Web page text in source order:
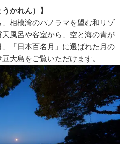
かれん）】
相模湾のパノラマを望む和リゾ
風呂や客室から、空と海の青が
「日本百名月」に選ばれた月の
大島をご覧いただけます。